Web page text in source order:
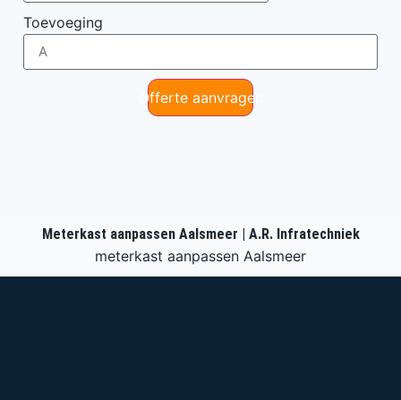
Toevoeging
Offerte aanvragen
Meterkast aanpassen Aalsmeer | A.R. Infratechniek
meterkast aanpassen Aalsmeer